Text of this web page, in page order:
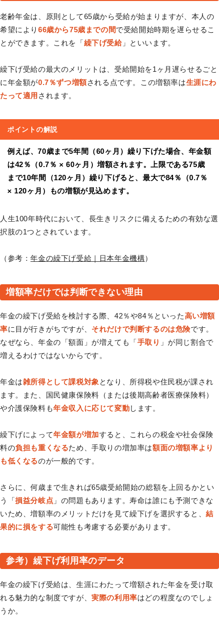
老齢年金は、原則として65歳から受給が始まりますが、本人の
希望により 66歳から75歳までの間で受給開始時期を遅らせるこ
とができます。これを「繰下げ受給」といいます。
繰下げ受給の最大のメリットは、受給開始を1ヶ月遅らせるごと
に年金額が0.7％ずつ増額される点です。この増額率は生涯にわ
たって適用 されます。
ポイントの解説
例えば、70歳まで5年間（60ヶ月）繰り下げた場合、年金額
は42％（0.7％ × 60ヶ月）増額されます。上限である75歳
まで10年間（120ヶ月）繰り下げると、最大で84％（0.7％
× 120ヶ月）もの増額が見込めます。
人生100年時代において、長生きリスクに備えるための有効な選
択肢の1つとされています。
（参考：年金の繰下げ受給｜日本年金機構）
増額率だけでは判断できない理由
年金の繰下げ受給を検討する際、42％や84％といった高い増額
率に目が行きがちですが、 それだけで判断するのは危険です。
なぜなら、年金の「額面」が増えても「手取り 」が同じ割合で
増えるわけではないからです。
年金は雑所得として課税対象 となり、所得税や住民税が課され
ます。また、国民健康保険料（または後期高齢者医療保険料）
や介護保険料も年金収入に応じて変動します。
繰下げによって年金額が増加すると、これらの税金や社会保険
料の負担も重くなるため、手取りの増加率は額面の増額率より
も低くなるのが一般的です。
さらに、何歳まで生きれば65歳受給開始の総額を上回るかとい
う「損益分岐点 」の問題もあります。寿命は誰にも予測できな
いため、増額率のメリットだけを見て繰下げを選択すると、結
果的に損をする可能性も考慮する必要があります。
参考）繰下げ利用率のデータ
年金の繰下げ受給は、生涯にわたって増額された年金を受け取
れる魅力的な制度ですが、実際の利用率はどの程度なのでしょ
うか。